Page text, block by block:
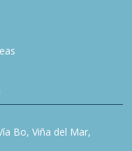
Bo, Viña del Mar,